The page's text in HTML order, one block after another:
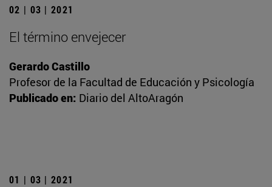
02 | 03 | 2021
El término envejecer
Gerardo Castillo
Profesor de la Facultad de Educación y Psicología
Publicado en: Diario del AltoAragón
01 | 03 | 2021